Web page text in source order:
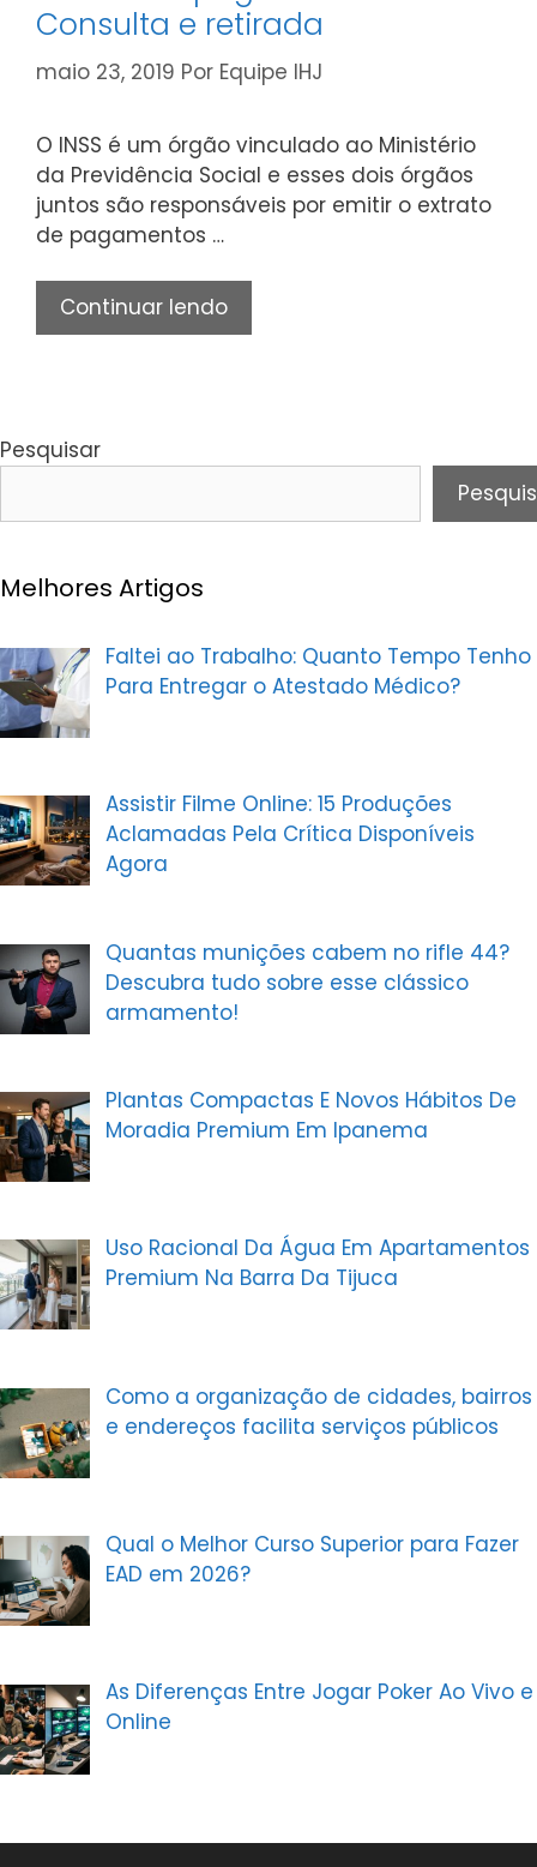
Consulta e retirada
maio 23, 2019 Por Equipe IHJ
O INSS é um órgão vinculado ao Ministério
da Previdência Social e esses dois órgãos
juntos são responsáveis por emitir o extrato
de pagamentos …
Continuar lendoExtrato
de
retirada
Pesquisar
Melhores Artigos
Faltei ao Trabalho: Quanto Tempo Tenho
Para Entregar o Atestado Médico?
Assistir Filme Online: 15 Produções
Aclamadas Pela Crítica Disponíveis
Agora
Quantas munições cabem no rifle 44?
Descubra tudo sobre esse clássico
armamento!
Plantas Compactas E Novos Hábitos De
Moradia Premium Em Ipanema
Uso Racional Da Água Em Apartamentos
Premium Na Barra Da Tijuca
Como a organização de cidades, bairros
e endereços facilita serviços públicos
Qual o Melhor Curso Superior para Fazer
EAD em 2026?
As Diferenças Entre Jogar Poker Ao Vivo e
Online